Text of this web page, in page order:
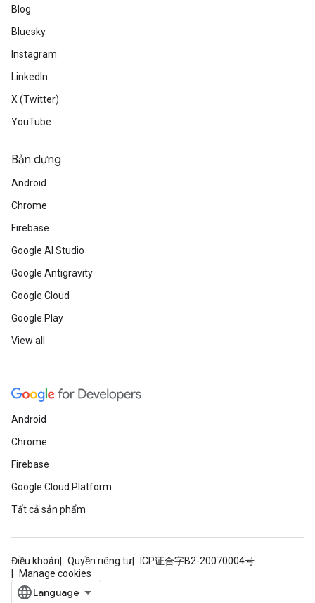
Blog
Bluesky
Instagram
LinkedIn
X (Twitter)
YouTube
Bản dựng
Android
Chrome
Firebase
Google AI Studio
Google Antigravity
Google Cloud
Google Play
View all
Android
Chrome
Firebase
Google Cloud Platform
Tất cả sản phẩm
Điều khoản Quyền riêng tư
ICP证合字B2-20070004号
Manage cookies